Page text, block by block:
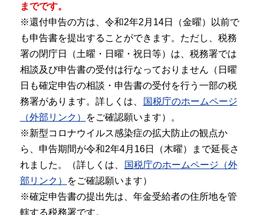
までです。
※還付申告の方は、令和2年2月14日（金曜）以前で
も申告書を提出することができます。ただし、税務
署の閉庁日（土曜・日曜・祝日等）は、税務署では
相談及び申告書の受付は行なっておりません（日曜
日も確定申告の相談・申告書の受付を行う一部の税
務署があります。詳しくは、
国税庁のホームページ
（外部リンク）
をご確認願います）。
※新型コロナウイルス感染症の拡大防止の観点か
ら、申告期間が令和2年4月16日（木曜）まで延長さ
れました。（詳しくは、
国税庁のホームページ（外
部リンク）
をご確認願います）
※確定申告書の提出先は、年金受給者の住所地を管
轄する税務署です。